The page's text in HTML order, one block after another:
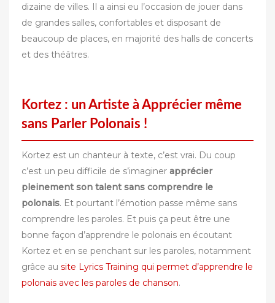
dizaine de villes. Il a ainsi eu l’occasion de jouer dans
de grandes salles, confortables et disposant de
beaucoup de places, en majorité des halls de concerts
et des théâtres.
Kortez : un Artiste à Apprécier même
sans Parler Polonais !
Kortez est un chanteur à texte, c’est vrai. Du coup
c’est un peu difficile de s’imaginer apprécier
pleinement son talent sans comprendre le
polonais. Et pourtant l’émotion passe même sans
comprendre les paroles. Et puis ça peut être une
bonne façon d’apprendre le polonais en écoutant
Kortez et en se penchant sur les paroles, notamment
grâce au site Lyrics Training qui permet d’apprendre le
polonais avec les paroles de chanson.